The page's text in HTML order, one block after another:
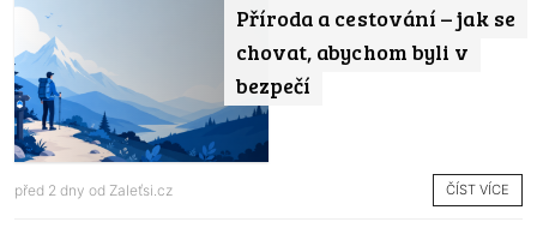
Příroda a cestování – jak se
chovat, abychom byli v
bezpečí
před 2 dny od Zaleťsi.cz ČÍST VÍCE